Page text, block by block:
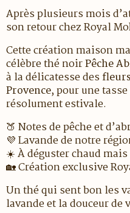
Après plusieurs mois
son retour chez Royal
Cette création maison
célèbre thé noirPêche
à la délicatesse des
Provence, pour une
résolument estivale.
🍑 Notes de pêche et
💜 Lavande de notre
☀️ À déguster chaud
🏡 Création exclusive
Un thé qui sent bon les
lavande et la douceur de